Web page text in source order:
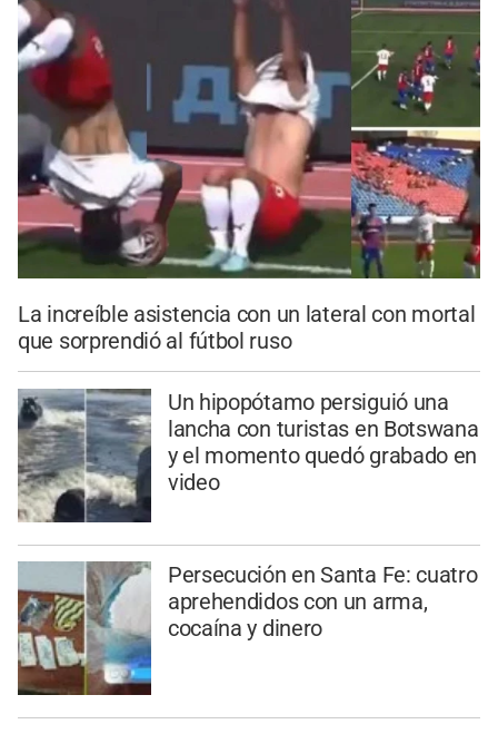
La increíble asistencia con un lateral con mortal
que sorprendió al fútbol ruso
Un hipopótamo persiguió una
lancha con turistas en Botswana
y el momento quedó grabado en
video
Persecución en Santa Fe: cuatro
aprehendidos con un arma,
cocaína y dinero